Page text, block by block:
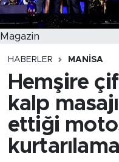
Magazin
HABERLER MANISA
Hemşire
kalp
ettiği